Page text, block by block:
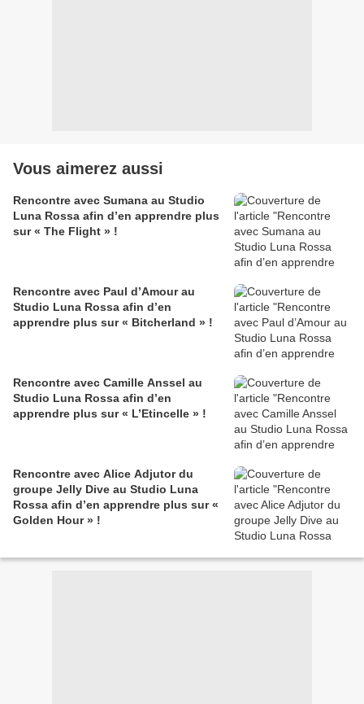
Vous aimerez aussi
Rencontre avec Sumana au Studio
Luna Rossa afin d’en apprendre plus
sur « The Flight » !
Rencontre avec Paul d’Amour au
Studio Luna Rossa afin d’en
apprendre plus sur « Bitcherland » !
Rencontre avec Camille Anssel au
Studio Luna Rossa afin d’en
apprendre plus sur « L’Etincelle » !
Rencontre avec Alice Adjutor du
groupe Jelly Dive au Studio Luna
Rossa afin d’en apprendre plus sur «
Golden Hour » !